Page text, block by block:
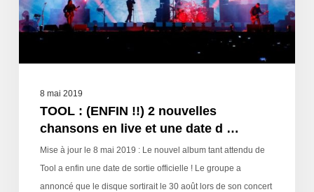
8 mai 2019
TOOL : (ENFIN !!) 2 nouvelles
chansons en live et une date d …
Mise à jour le 8 mai 2019 : Le nouvel album tant attendu de
Tool a enfin une date de sortie officielle ! Le groupe a
annoncé que le disque sortirait le 30 août lors de son concert